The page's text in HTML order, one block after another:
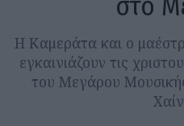
Η Καμεράτα και ο
εγκαινιάζουν τις
του Μεγάρου